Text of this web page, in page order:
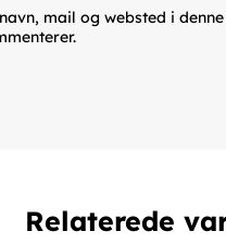
mail og websted i
Relaterede